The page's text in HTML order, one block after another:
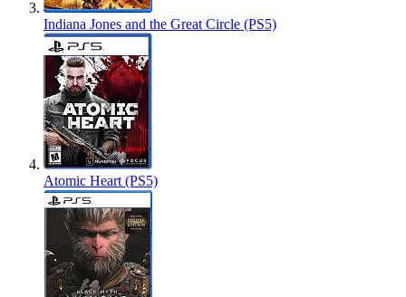
Indiana Jones and the Great Circle (PS5)
Atomic Heart (PS5)